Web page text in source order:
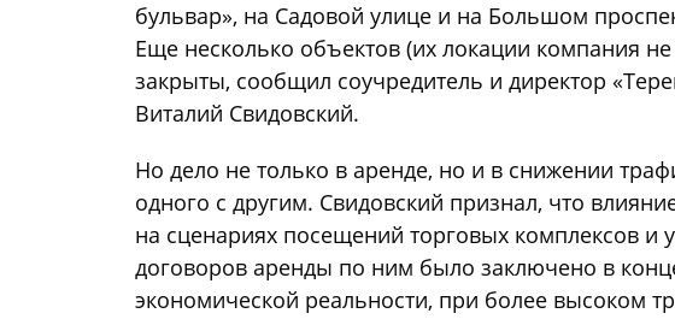
бульвар», на Садовой улице и на Большом
Еще несколько объектов (их локации компания
закрыты, сообщил соучредитель и директор
Виталий Свидовский.
Но дело не только в аренде, но и в снижении
одного с другим. Свидовский признал, что
на сценариях посещений торговых комплексов и
договоров аренды по ним было заключено в
экономической реальности, при более высоком